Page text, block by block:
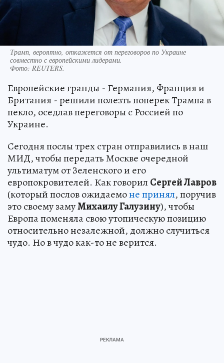
Трамп, вероятно, откажется от переговоров по Украине
совместно с европейскими лидерами.
Фото: REUTERS.
Европейские гранды - Германия, Франция и
Британия - решили полезть поперек Трампа в
пекло, оседлав переговоры с Россией по
Украине.
Сегодня послы трех стран отправились в наш
МИД, чтобы передать Москве очередной
ультиматум от Зеленского и его
европокровителей. Как говорил Сергей Лавров
(который послов ожидаемоне принял, поручив
это своему замуМихаилу Галузину), чтобы
Европа поменяла свою утопическую позицию
относительно незалежной, должно случиться
чудо. Но в чудо как-то не верится.